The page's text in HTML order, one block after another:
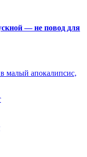
— не повод для
малый апокалипсис,